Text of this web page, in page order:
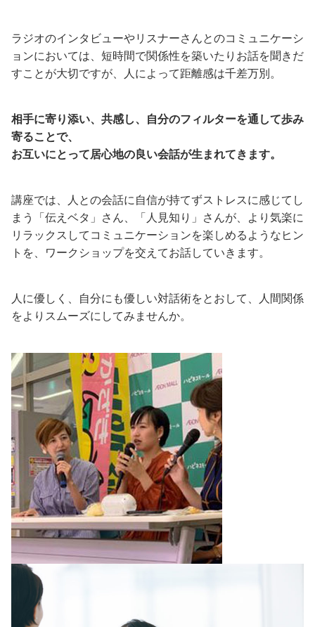
ラジオのインタビューやリスナーさんとのコミュニケーシ
ョンにおいては、短時間で関係性を築いたりお話を聞きだ
すことが大切ですが、人によって距離感は千差万別。
相手に寄り添い、共感し、自分のフィルターを通して歩み
寄ることで、
お互いにとって居心地の良い会話が生まれてきます。
講座では、人との会話に自信が持てずストレスに感じてし
まう「伝えベタ」さん、「人見知り」さんが、より気楽に
リラックスしてコミュニケーションを楽しめるようなヒン
トを、ワークショップを交えてお話していきます。
人に優しく、自分にも優しい対話術をとおして、人間関係
をよりスムーズにしてみませんか。